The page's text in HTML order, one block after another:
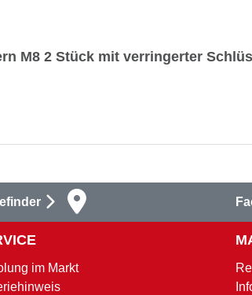
M8 2 Stück mit verringerter
im Markt